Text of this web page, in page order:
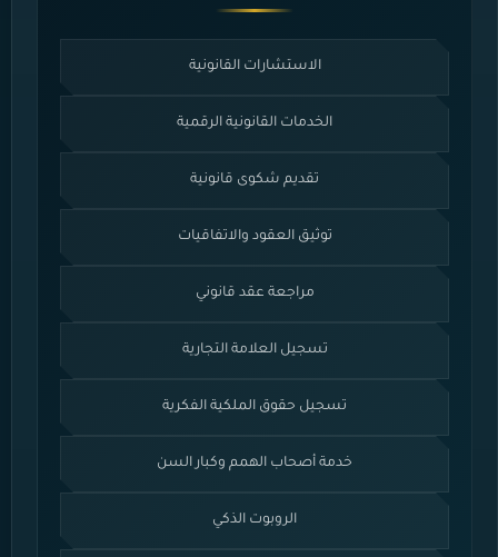
الاستشارات القانونية
الخدمات القانونية الرقمية
تقديم شكوى قانونية
توثيق العقود والاتفاقيات
مراجعة عقد قانوني
تسجيل العلامة التجارية
تسجيل حقوق الملكية الفكرية
خدمة أصحاب الهمم وكبار السن
الروبوت الذكي